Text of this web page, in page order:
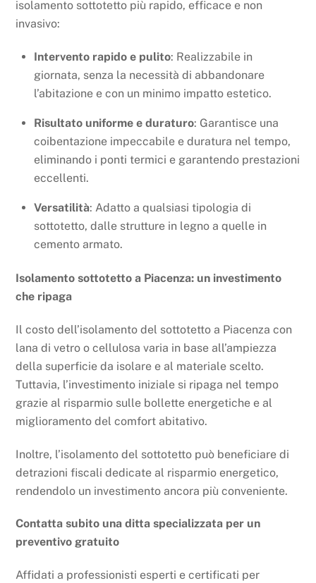
isolamento sottotetto più rapido, efficace e non
invasivo:
Intervento rapido e pulito: Realizzabile in
giornata, senza la necessità di abbandonare
l’abitazione e con un minimo impatto estetico.
Risultato uniforme e duraturo: Garantisce una
coibentazione impeccabile e duratura nel tempo,
eliminando i ponti termici e garantendo prestazioni
eccellenti.
Versatilità: Adatto a qualsiasi tipologia di
sottotetto, dalle strutture in legno a quelle in
cemento armato.
Isolamento sottotetto a Piacenza: un investimento
che ripaga
Il costo dell’isolamento del sottotetto a Piacenza con
lana di vetro o cellulosa varia in base all’ampiezza
della superficie da isolare e al materiale scelto.
Tuttavia, l’investimento iniziale si ripaga nel tempo
grazie al risparmio sulle bollette energetiche e al
miglioramento del comfort abitativo.
Inoltre, l’isolamento del sottotetto può beneficiare di
detrazioni fiscali dedicate al risparmio energetico,
rendendolo un investimento ancora più conveniente.
Contatta subito una ditta specializzata per un
preventivo gratuito
Affidati a professionisti esperti e certificati per